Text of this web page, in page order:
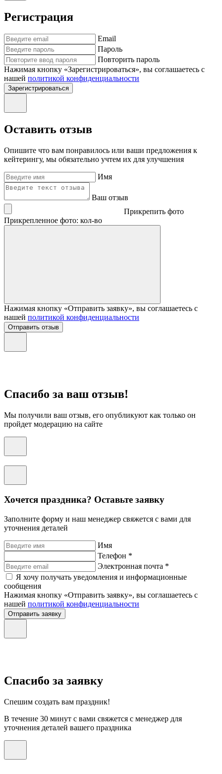
Регистрация
Email
Пароль
Повторить пароль
Нажимая кнопку «Зарегистрироваться», вы соглашаетесь с
нашей политикой конфиденциальности
Зарегистрироваться
Оставить отзыв
Опишите что вам понравилось или ваши предложения к
кейтерингу, мы обязательно учтем их для улучшения
Имя
Ваш отзыв
Прикрепить фото
Прикрепленное фото: кол-во
Нажимая кнопку «Отправить заявку», вы соглашаетесь с
нашей политикой конфиденциальности
Отправить отзыв
Спасибо за ваш отзыв!
Мы получили ваш отзыв, его опубликуют как только он
пройдет модерацию на сайте
Хочется праздника? Оставьте заявку
Заполните форму и наш менеджер свяжется с вами для
уточнения деталей
Имя
Телефон *
Электронная почта *
Я хочу получать уведомления и информационные
сообщения
Нажимая кнопку «Отправить заявку», вы соглашаетесь с
нашей политикой конфиденциальности
Отправить заявку
Спасибо за заявку
Спешим создать вам праздник!
В течение 30 минут с вами свяжется с менеджер для
уточнения деталей вашего праздника